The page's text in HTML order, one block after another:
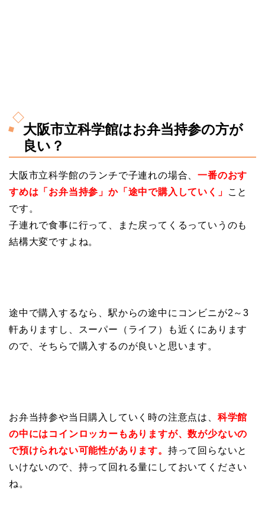
大阪市立科学館はお弁当持参の方が
良い？
大阪市立科学館のランチで子連れの場合、一番のおす
すめは「お弁当持参」か「途中で購入していく」
こと
です。
子連れで食事に行って、また戻ってくるっていうのも
結構大変ですよね。
途中で購入するなら、 駅からの途中にコンビニが2～3
軒ありますし、スーパー（ライフ）も近くにあります
ので、そちらで購入するのが良いと思います。
お弁当持参や当日購入していく時の注意点は、 科学館
の中にはコインロッカーもありますが、数が少ないの
で預けられない可能性があります。 持って回らないと
いけないので、持って回れる量にしておいてください
ね。